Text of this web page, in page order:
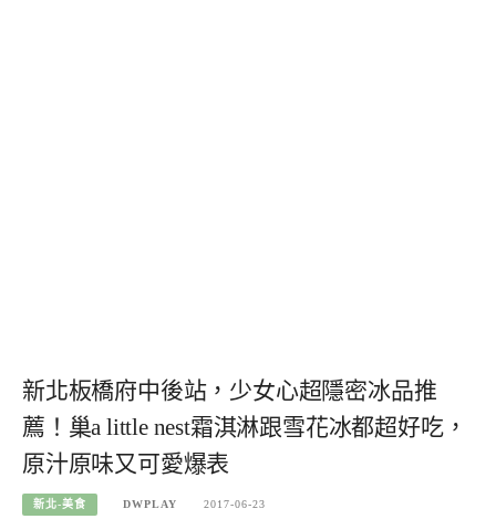
新北板橋府中後站，少女心超隱密冰品推
薦！巢a little nest霜淇淋跟雪花冰都超好吃，
原汁原味又可愛爆表
新北-美食 DWPLAY 2017-06-23